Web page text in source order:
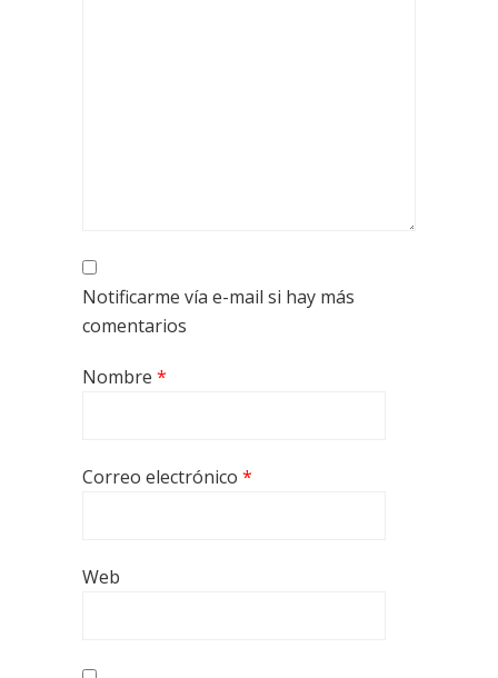
Notificarme vía e-mail si hay más
comentarios
Nombre *
Correo electrónico *
Web